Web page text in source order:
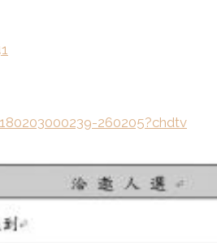
260205?chdtv